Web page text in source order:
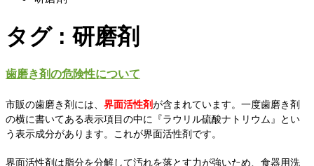
タグ : 研磨剤
歯磨き剤の危険性について
市販の歯磨き剤には、 界面活性剤が含まれています。一度歯磨き剤
の横に書いてある表示項目の中に『ラウリル硫酸ナトリウム』とい
う表示成分があります。これが界面活性剤です。
界面活性剤は脂分を分解して汚れを落とす力が強いため、食器用洗